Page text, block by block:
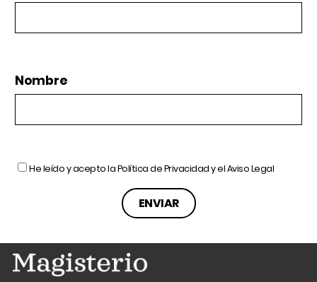
Nombre
He leído y acepto laPolítica de Privacidady elAviso Legal